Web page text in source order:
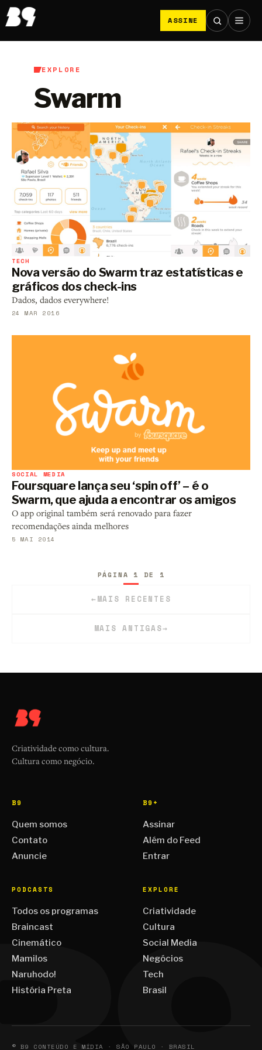
ASSINE
EXPLORE
Swarm
TECH
Nova versão do Swarm traz estatísticas e
gráficos dos check-ins
Dados, dados everywhere!
24 MAR 2016
SOCIAL MEDIA
Foursquare lança seu ‘spin off’ – é o
Swarm, que ajuda a encontrar os amigos
O app original também será renovado para fazer
recomendações ainda melhores
5 MAI 2014
←MAIS RECENTES
PÁGINA 1 DE 1
MAIS ANTIGAS→
Criatividade como cultura.
Cultura como negócio.
B9
Quem somos
Contato
Anuncie
B9+
Assinar
Além do Feed
Entrar
PODCASTS
Todos os programas
Braincast
Cinemático
Mamilos
Naruhodo!
História Preta
EXPLORE
Criatividade
Cultura
Social Media
Negócios
Tech
Brasil
© B9 CONTEÚDO E MÍDIA · SÃO PAULO · BRASIL